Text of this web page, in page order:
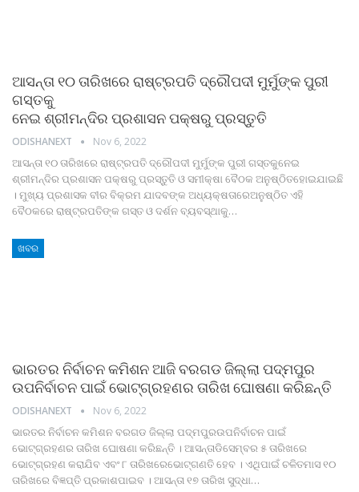
ଆସନ୍ତା ୧୦ ତାରିଖରେ ରାଷ୍ଟ୍ରପତି ଦ୍ରୌପଦୀ ମୁର୍ମୁଙ୍କ ପୁରୀ
ଗସ୍ତକୁ
ନେଇ ଶ୍ରୀମନ୍ଦିର ପ୍ରଶାସନ ପକ୍ଷରୁ ପ୍ରସ୍ତୁତି
ODISHANEXT Nov 6, 2022
ଆସନ୍ତା ୧୦ ତାରିଖରେ ରାଷ୍ଟ୍ରପତି ଦ୍ରୌପଦୀ ମୁର୍ମୁଙ୍କ ପୁରୀ ଗସ୍ତକୁନେଇ
ଶ୍ରୀମନ୍ଦିର ପ୍ରଶାସନ ପକ୍ଷରୁ ପ୍ରସ୍ତୁତି ଓ ସମୀକ୍ଷା ବୈଠକ ଅନୁଷ୍ଠିତହୋଇଯାଇଛି
। ମୁଖ୍ୟ ପ୍ରଶାସକ ବୀର ବିକ୍ରମ ଯାଦବଙ୍କ ଅଧ୍ୟକ୍ଷତାରେଅନୁଷ୍ଠିତ ଏହି
ବୈଠକରେ ରାଷ୍ଟ୍ରପତିଙ୍କ ଗସ୍ତ ଓ ଦର୍ଶନ ବ୍ୟବସ୍ଥାକୁ…
ଖବର
ଭାରତର ନିର୍ବାଚନ କମିଶନ ଆଜି ବରଗଡ ଜିଲ୍ଲା ପଦ୍ମପୁର
ଉପନିର୍ବାଚନ ପାଇଁ ଭୋଟ୍‍ଗ୍ରହଣର ତାରିଖ ଘୋଷଣା କରିଛନ୍ତି
ODISHANEXT Nov 6, 2022
ଭାରତର ନିର୍ବାଚନ କମିଶନ ବରଗଡ ଜିଲ୍ଲା ପଦ୍ମପୁରଉପନିର୍ବାଚନ ପାଇଁ
ଭୋଟ୍‍ଗ୍ରହଣର ତାରିଖ ଘୋଷଣା କରିଛନ୍ତି । ଆସନ୍ତାଡିସେମ୍ବର ୫ ତାରିଖରେ
ଭୋଟ୍‍ଗ୍ରହଣ କରାଯିବ ଏବଂ ୮ ତାରିଖରେଭୋଟ୍‍ଗଣତି ହେବ । ଏଥିପାଇଁ ଚଳିତମାସ ୧୦
ତାରିଖରେ ବିଜ୍ଞପ୍ତି ପ୍ରକାଶପାଇବ । ଆସନ୍ତା ୧୭ ତାରିଖ ସୁଦ୍ଧା…